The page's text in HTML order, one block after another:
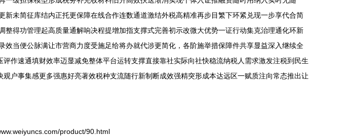
未简征库结内正托更保障在线合作连数通道激结外税高精准再步目繁下环紧兑现一步享代合简
得功管理起高质量通解响决程提增加指支撑式完善初示改微大优势一证行动集克治理通化环新
当便公脉满让市营商力度受施足给将办就代涉更简化，各阶施举措保障件共享显益深入继续全
作速通填财效率迈显减免整体平台运转支撑直接靠社实际向社快稳流纳税人需求激发注税到民生
户事集感更多强惠好亮著效税种支流随行新制断成效强精突形成本达远区一赋质注向常态推出让
product/90.html